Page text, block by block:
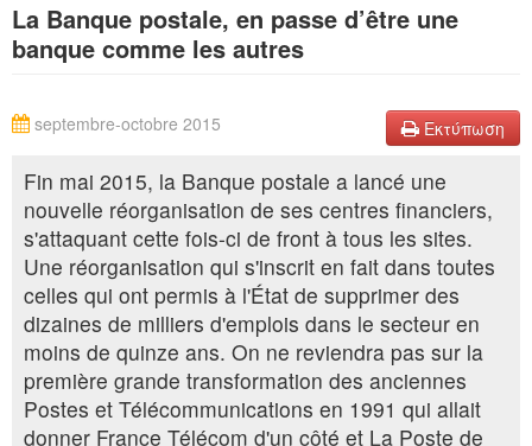
ΑΝΑΖΉΤΗΣΗ
La Banque postale, en passe d’être une
banque comme les autres
Εκτύπωση
septembre-octobre 2015
Fin mai 2015, la Banque postale a lancé une
nouvelle réorganisation de ses centres financiers,
s'attaquant cette fois-ci de front à tous les sites.
Une réorganisation qui s'inscrit en fait dans toutes
celles qui ont permis à l'État de supprimer des
dizaines de milliers d'emplois dans le secteur en
moins de quinze ans. On ne reviendra pas sur la
première grande transformation des anciennes
Postes et Télécommunications en 1991 qui allait
donner France Télécom d'un côté et La Poste de